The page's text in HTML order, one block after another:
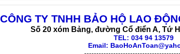
CÔNG TY TNHH BẢO HỘ LAO
Số 20 xóm Bảng, đường Cổ điển A, Tứ
TEL: 034 94 13579
Email: